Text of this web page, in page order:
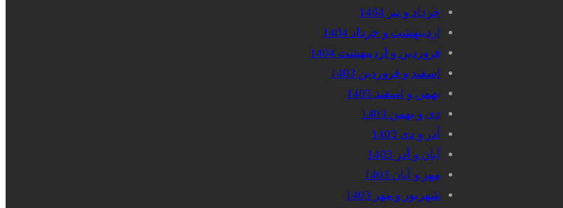
خرداد و تیر 1404
اردیبهشت و خرداد 1404
فروردین و اردیبهشت 1404
اسفند و فروردین 1403
بهمن و اسفند 1403
دی و بهمن 1403
آذر و دی 1403
آبان و آذر 1403
مهر و آبان 1403
شهریور و مهر 1403